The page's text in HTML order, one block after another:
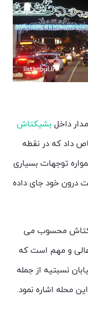
داخل بشیکتاش
داد که در نقطه
توجهات بسیاری
درون خود جای داده
محسوب می
و مهم است که
نسبتیه از جمله
محله اشاره نمود.